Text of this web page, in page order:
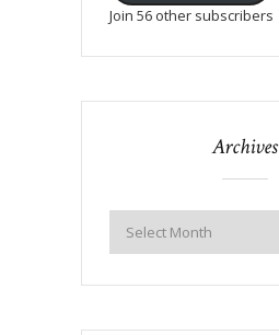
Join 56 other subscribers
Archives